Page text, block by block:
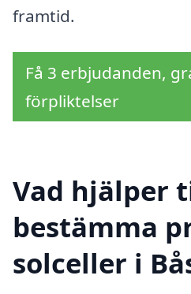
framtid.
Få 3 erbjudanden,
förpliktelser
Vad hjälper
bestämma
solceller i